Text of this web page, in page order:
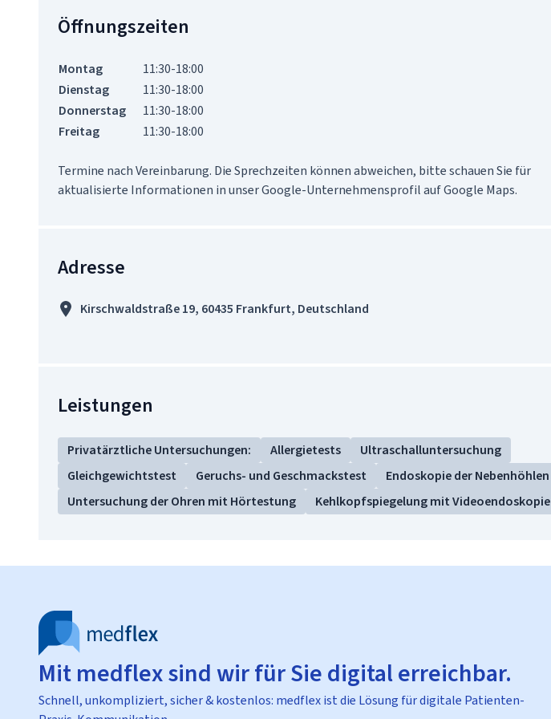
Öffnungszeiten
Montag
11:30-18:00
Dienstag
11:30-18:00
Donnerstag
11:30-18:00
Freitag
11:30-18:00
Termine nach Vereinbarung. Die Sprechzeiten können abweichen, bitte schauen Sie für
aktualisierte Informationen in unser Google-Unternehmensprofil auf Google Maps.
Adresse
Kirschwaldstraße 19, 60435 Frankfurt, Deutschland
Leistungen
Privatärztliche Untersuchungen: Allergietests
Ultraschalluntersuchung
Gleichgewichtstest
Geruchs- und Geschmackstest
Endoskopie der Nebenhöhlen
Untersuchung der Ohren mit Hörtestung
Kehlkopfspiegelung mit Videoendoskopie
Mit medflex sind wir für Sie digital erreichbar.
Schnell, unkompliziert, sicher & kostenlos: medflex ist die Lösung für digitale Patienten-